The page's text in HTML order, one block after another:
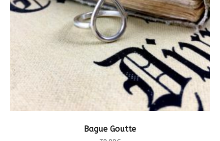
CHOIX DES OPTIONS
Bague Goutte